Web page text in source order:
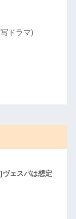
ドラマ)
ェスパは想定